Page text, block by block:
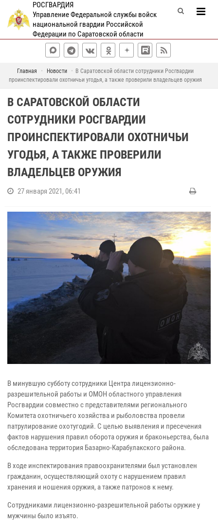
РОСГВАРДИЯ
Управление Федеральной службы войск
национальной гвардии Российской
Федерации по Саратовской области
Главная Новости
В Саратовской области сотрудники Росгвардии
проинспектировали охотничьи угодья, а также проверили владельцев оружия
В САРАТОВСКОЙ ОБЛАСТИ
СОТРУДНИКИ РОСГВАРДИИ
ПРОИНСПЕКТИРОВАЛИ ОХОТНИЧЬИ
УГОДЬЯ, А ТАКЖЕ ПРОВЕРИЛИ
ВЛАДЕЛЬЦЕВ ОРУЖИЯ
27 января 2021, 06:41
В минувшую субботу сотрудники Центра лицензионно-
разрешительной работы и ОМОН областного управления
Росгвардии совместно с представителями регионального
Комитета охотничьего хозяйства и рыболовства провели
патрулирование охотугодий. С целью выявления и пресечения
фактов нарушения правил оборота оружия и браконьерства, была
обследована территория Базарно-Карабулакского района.
В ходе инспектирования правоохранителями был установлен
гражданин, осуществляющий охоту с нарушением правил
хранения и ношения оружия, а также патронов к нему.
Сотрудниками лицензионно-разрешительной работы оружие у
мужчины было изъято.